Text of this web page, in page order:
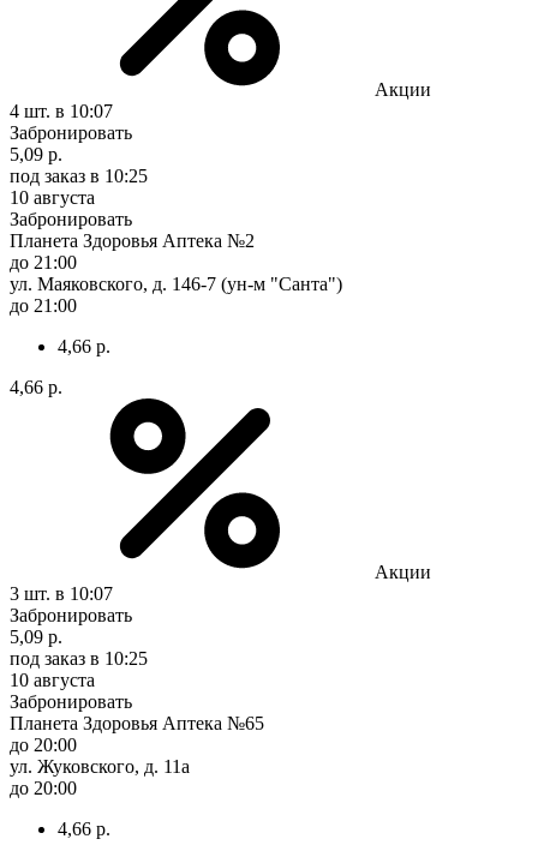
Акции
4 шт. в 10:07
Забронировать
5,09 р.
под заказ в 10:25
10 августа
Забронировать
Планета Здоровья Аптека №2
до 21:00
ул. Маяковского, д. 146-7 (ун-м "Санта")
до 21:00
4,66 р.
4,66 р.
Акции
3 шт. в 10:07
Забронировать
5,09 р.
под заказ в 10:25
10 августа
Забронировать
Планета Здоровья Аптека №65
до 20:00
ул. Жуковского, д. 11а
до 20:00
4,66 р.